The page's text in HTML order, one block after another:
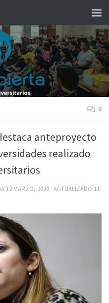
0
anteproyecto
realizado
12 MARZO, 2020 · ACTUALIZADO 11